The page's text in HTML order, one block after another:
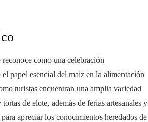
como una celebración
papel esencial del maíz en la alimentación
turistas encuentran una amplia variedad
de elote, además de ferias artesanales y
apreciar los conocimientos heredados de